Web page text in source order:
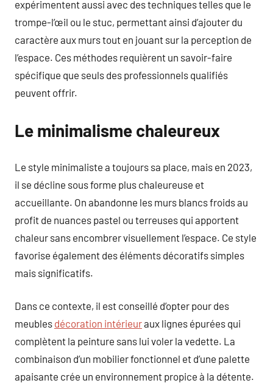
expérimentent aussi avec des techniques telles que le
trompe-l’œil ou le stuc, permettant ainsi d’ajouter du
caractère aux murs tout en jouant sur la perception de
l’espace. Ces méthodes requièrent un savoir-faire
spécifique que seuls des professionnels qualifiés
peuvent offrir.
Le minimalisme chaleureux
Le style minimaliste a toujours sa place, mais en 2023,
il se décline sous forme plus chaleureuse et
accueillante. On abandonne les murs blancs froids au
profit de nuances pastel ou terreuses qui apportent
chaleur sans encombrer visuellement l’espace. Ce style
favorise également des éléments décoratifs simples
mais significatifs.
Dans ce contexte, il est conseillé d’opter pour des
meubles décoration intérieuraux lignes épurées qui
complètent la peinture sans lui voler la vedette. La
combinaison d’un mobilier fonctionnel et d’une palette
apaisante crée un environnement propice à la détente.